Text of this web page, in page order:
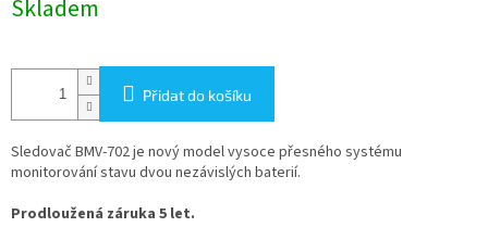
cena:
Skladem
Přidat do košíku
Sledovač BMV-702 je nový model vysoce přesného systému
monitorování stavu dvou nezávislých baterií.
Prodloužená záruka 5 let.